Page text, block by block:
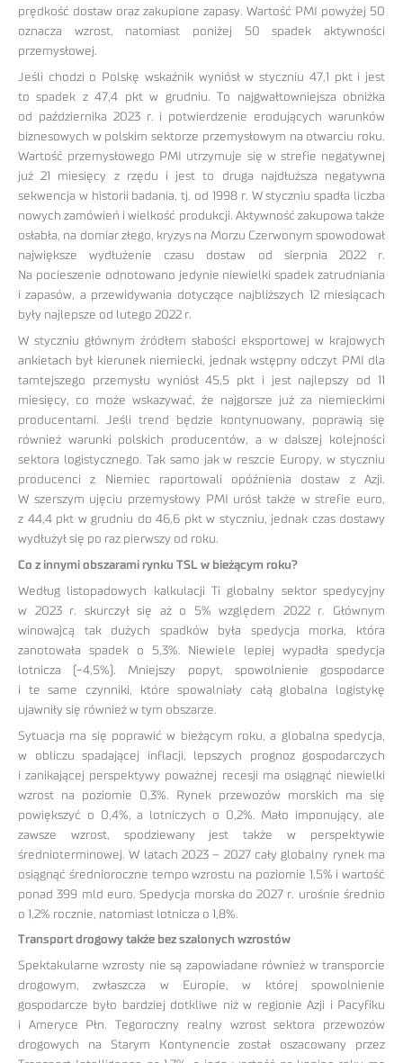
prędkość dostaw oraz zakupione zapasy. Wartość PMI powyżej 50
oznacza wzrost, natomiast poniżej 50 spadek aktywności
przemysłowej.
Jeśli chodzi o Polskę wskaźnik wyniósł w styczniu 47,1 pkt i jest
to spadek z 47,4 pkt w grudniu. To najgwałtowniejsza obniżka
od października 2023 r. i potwierdzenie erodujących warunków
biznesowych w polskim sektorze przemysłowym na otwarciu roku.
Wartość przemysłowego PMI utrzymuje się w strefie negatywnej
już 21 miesięcy z rzędu i jest to druga najdłuższa negatywna
sekwencja w historii badania, tj. od 1998 r. W styczniu spadła liczba
nowych zamówień i wielkość produkcji. Aktywność zakupowa także
osłabła, na domiar złego, kryzys na Morzu Czerwonym spowodował
największe wydłużenie czasu dostaw od sierpnia 2022 r.
Na pocieszenie odnotowano jedynie niewielki spadek zatrudniania
i zapasów, a przewidywania dotyczące najbliższych 12 miesiącach
były najlepsze od lutego 2022 r.
W styczniu głównym źródłem słabości eksportowej w krajowych
ankietach był kierunek niemiecki, jednak wstępny odczyt PMI dla
tamtejszego przemysłu wyniósł 45,5 pkt i jest najlepszy od 11
miesięcy, co może wskazywać, że najgorsze już za niemieckimi
producentami. Jeśli trend będzie kontynuowany, poprawią się
również warunki polskich producentów, a w dalszej kolejności
sektora logistycznego. Tak samo jak w reszcie Europy, w styczniu
producenci z Niemiec raportowali opóźnienia dostaw z Azji.
W szerszym ujęciu przemysłowy PMI urósł także w strefie euro,
z 44,4 pkt w grudniu do 46,6 pkt w styczniu, jednak czas dostawy
wydłużył się po raz pierwszy od roku.
Co z innymi obszarami rynku TSL w bieżącym roku?
Według listopadowych kalkulacji Ti globalny sektor spedycyjny
w 2023 r. skurczył się aż o 5% względem 2022 r. Głównym
winowajcą tak dużych spadków była spedycja morka, która
zanotowała spadek o 5,3%. Niewiele lepiej wypadła spedycja
lotnicza (-4,5%). Mniejszy popyt, spowolnienie gospodarce
i te same czynniki, które spowalniały całą globalna logistykę
ujawniły się również w tym obszarze.
Sytuacja ma się poprawić w bieżącym roku, a globalna spedycja,
w obliczu spadającej inflacji, lepszych prognoz gospodarczych
i zanikającej perspektywy poważnej recesji ma osiągnąć niewielki
wzrost na poziomie 0,3%. Rynek przewozów morskich ma się
powiększyć o 0,4%, a lotniczych o 0,2%. Mało imponujący, ale
zawsze wzrost, spodziewany jest także w perspektywie
średnioterminowej. W latach 2023 – 2027 cały globalny rynek ma
osiągnąć średnioroczne tempo wzrostu na poziomie 1,5% i wartość
ponad 399 mld euro. Spedycja morska do 2027 r. urośnie średnio
o 1,2% rocznie, natomiast lotnicza o 1,8%.
Transport drogowy także bez szalonych wzrostów
Spektakularne wzrosty nie są zapowiadane również w transporcie
drogowym, zwłaszcza w Europie, w której spowolnienie
gospodarcze było bardziej dotkliwe niż w regionie Azji i Pacyfiku
i Ameryce Płn. Tegoroczny realny wzrost sektora przewozów
drogowych na Starym Kontynencie został oszacowany przez